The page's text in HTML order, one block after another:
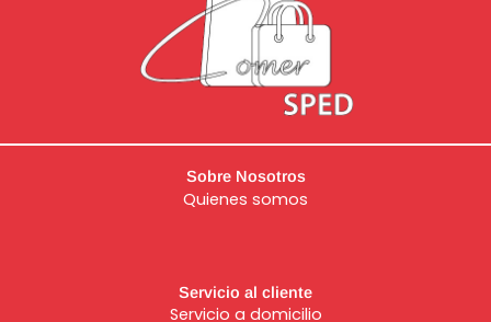
Sobre Nosotros
Quienes somos
Servicio al cliente
Servicio a domicilio